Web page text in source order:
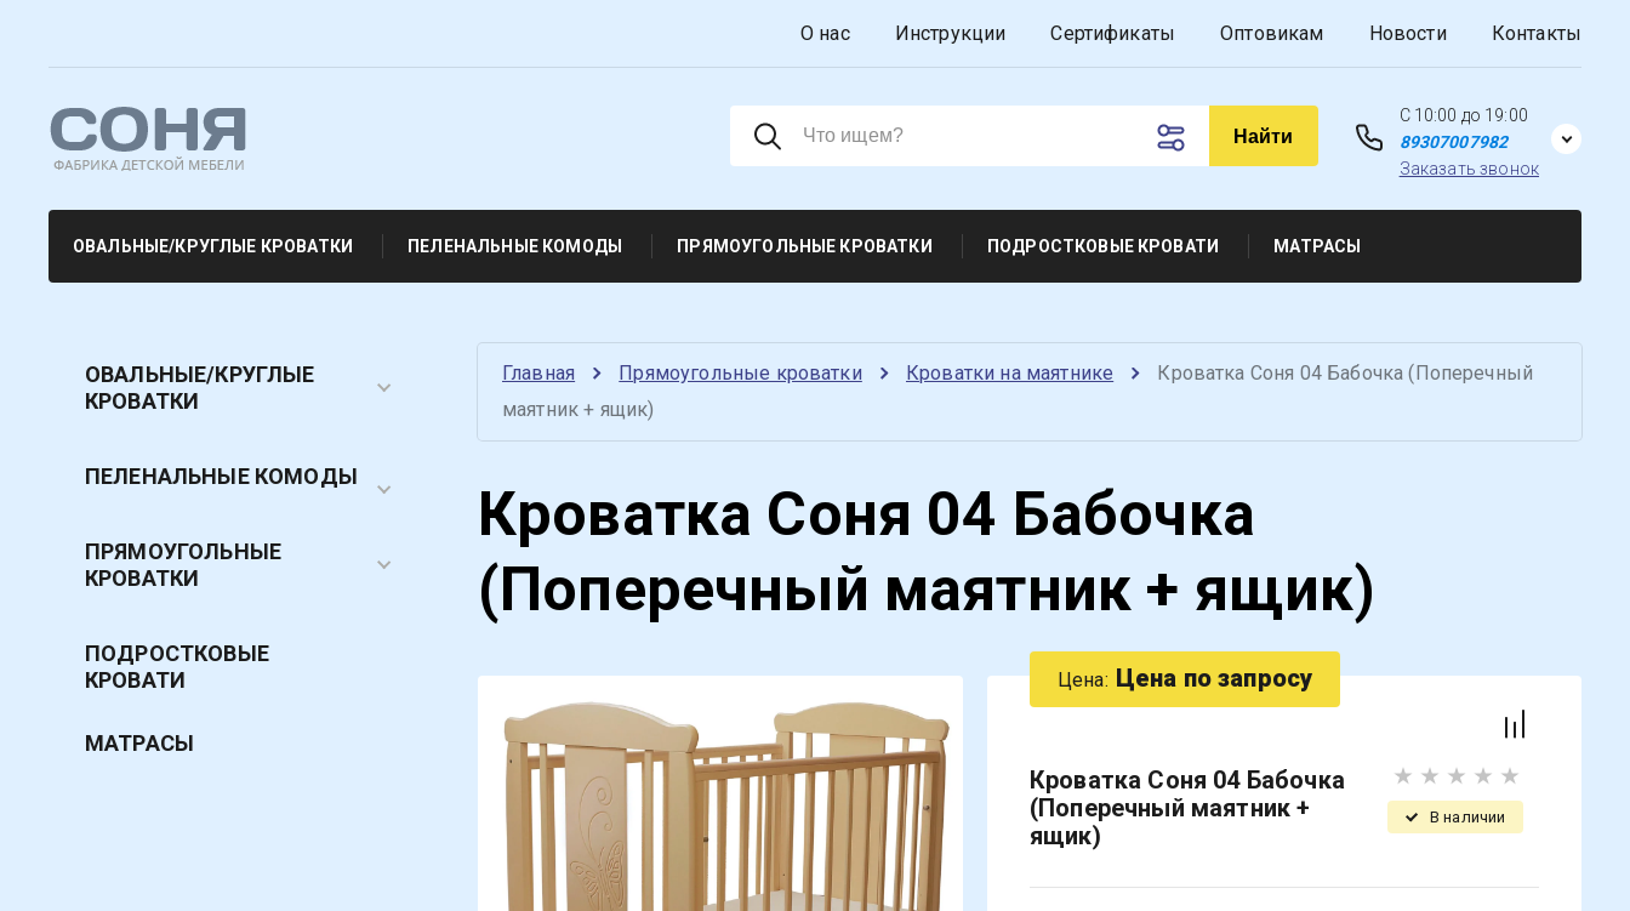
О нас Инструкции Сертификаты Оптовикам Новости Контакты
Найти
C 10:00 до 19:00
89307007982
Заказать звонок
ОВАЛЬНЫЕ/КРУГЛЫЕ КРОВАТКИ ПЕЛЕНАЛЬНЫЕ КОМОДЫ ПРЯМОУГОЛЬНЫЕ КРОВАТКИ ПОДРОСТКОВЫЕ КРОВАТИ МАТРАСЫ
ОВАЛЬНЫЕ/КРУГЛЫЕ
КРОВАТКИ
ПЕЛЕНАЛЬНЫЕ КОМОДЫ
ПРЯМОУГОЛЬНЫЕ
КРОВАТКИ
ПОДРОСТКОВЫЕ
КРОВАТИ
МАТРАСЫ
Главная Прямоугольные кроватки Кроватки на маятнике
Кроватка Соня 04 Бабочка (Поперечный
маятник + ящик)
Кроватка Соня 04 Бабочка
(Поперечный маятник + ящик)
Цена: Цена по запросу
Кроватка Соня 04 Бабочка
(Поперечный маятник +
ящик)
В наличии